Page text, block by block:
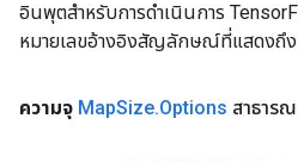
อินพุตสำหรับการดำเนินการ
หมายเลขอ้างอิงสัญลักษณ์ที่แสดงถึ
ความจุ MapSize.Options สาธาร